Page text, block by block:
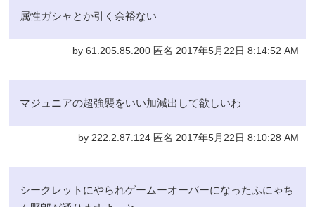
属性ガシャとか引く余裕ない
by 61.205.85.200 匿名 2017年5月22日 8:14:52 AM
マジュニアの超強襲をいい加減出して欲しいわ
by 222.2.87.124 匿名 2017年5月22日 8:10:28 AM
シークレットにやられゲームーオーバーになったふにゃち